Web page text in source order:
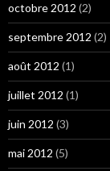
octobre 2012 (2)
septembre 2012 (2)
août 2012 (1)
juillet 2012 (1)
juin 2012 (3)
mai 2012 (5)